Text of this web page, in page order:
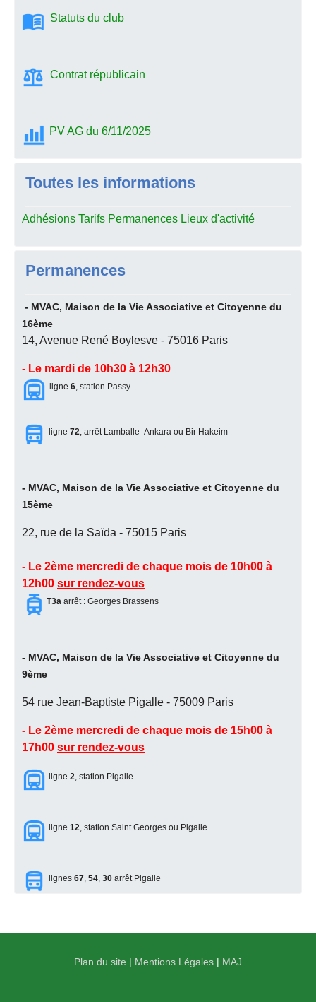
Statuts du club
Contrat républicain
PV AG du 6/11/2025
Toutes les informations
Adhésions Tarifs Permanences Lieux d'activité
Permanences
- MVAC, Maison de la Vie Associative et Citoyenne du
16ème
14, Avenue René Boylesve - 75016 Paris
- Le mardi de 10h30 à 12h30
ligne 6 , station Passy
ligne 72 , arrêt Lamballe- Ankara ou Bir Hakeim
- MVAC, Maison de la Vie Associative et Citoyenne du
15ème
22, rue de la Saïda - 75015 Paris
- Le 2ème mercredi de chaque mois de 10h00 à
12h00 sur rendez-vous
T3a arrêt : Georges Brassens
- MVAC, Maison de la Vie Associative et Citoyenne du
9ème
54 rue Jean-Baptiste Pigalle - 75009 Paris
- Le 2ème mercredi de chaque mois de 15h00 à
17h00 sur rendez-vous
ligne 2 , station Pigalle
ligne 12 , station Saint Georges ou Pigalle
lignes 67 54 30 arrêt Pigalle
Plan du site | Mentions Légales | MAJ